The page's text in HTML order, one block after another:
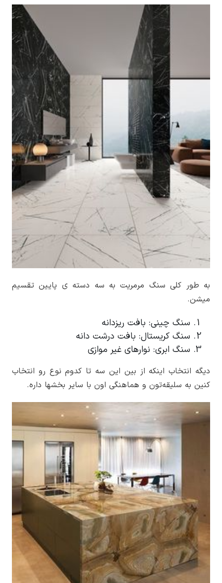
به طور کلی سنگ مرمریت به سه دسته­ ی پایین تقسیم
میشن.
سنگ چینی: بافت ریزدانه
سنگ کریستال: بافت درشت دانه
سنگ ابری: نوارهای غیر موازی
دیگه انتخاب اینکه از بین این سه تا کدوم نوع رو انتخاب
کنین به سلیقه­‌تون و هماهنگی اون با سایر بخش­ها داره.